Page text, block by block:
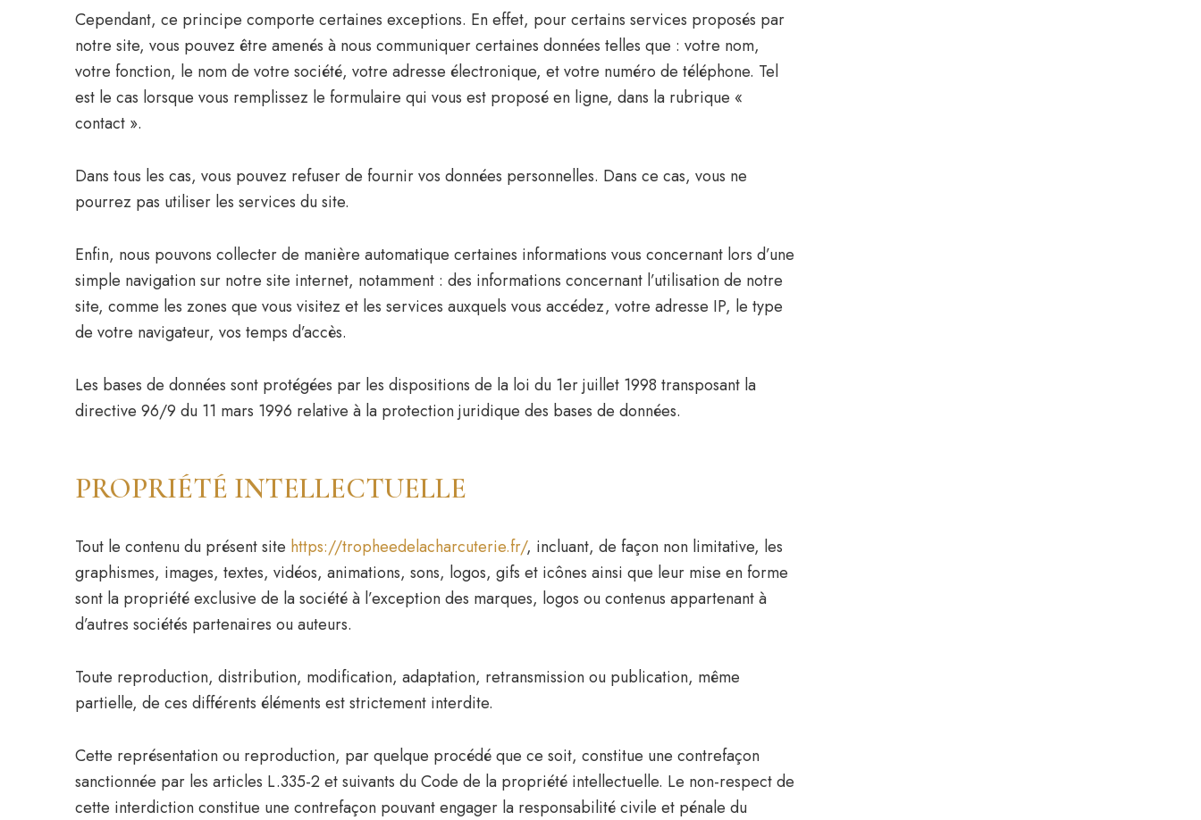
Cependant, ce principe comporte certaines exceptions. En effet, pour certains services proposés par
notre site, vous pouvez être amenés à nous communiquer certaines données telles que : votre nom,
votre fonction, le nom de votre société, votre adresse électronique, et votre numéro de téléphone. Tel
est le cas lorsque vous remplissez le formulaire qui vous est proposé en ligne, dans la rubrique «
contact ».
Dans tous les cas, vous pouvez refuser de fournir vos données personnelles. Dans ce cas, vous ne
pourrez pas utiliser les services du site.
Enfin, nous pouvons collecter de manière automatique certaines informations vous concernant lors d’une
simple navigation sur notre site internet, notamment : des informations concernant l’utilisation de notre
site, comme les zones que vous visitez et les services auxquels vous accédez, votre adresse IP, le type
de votre navigateur, vos temps d’accès.
Les bases de données sont protégées par les dispositions de la loi du 1er juillet 1998 transposant la
directive 96/9 du 11 mars 1996 relative à la protection juridique des bases de données.
PROPRIÉTÉ INTELLECTUELLE
Tout le contenu du présent site https://tropheedelacharcuterie.fr/, incluant, de façon non limitative, les
graphismes, images, textes, vidéos, animations, sons, logos, gifs et icônes ainsi que leur mise en forme
sont la propriété exclusive de la société à l’exception des marques, logos ou contenus appartenant à
d’autres sociétés partenaires ou auteurs.
Toute reproduction, distribution, modification, adaptation, retransmission ou publication, même
partielle, de ces différents éléments est strictement interdite.
Cette représentation ou reproduction, par quelque procédé que ce soit, constitue une contrefaçon
sanctionnée par les articles L.335-2 et suivants du Code de la propriété intellectuelle. Le non-respect de
cette interdiction constitue une contrefaçon pouvant engager la responsabilité civile et pénale du